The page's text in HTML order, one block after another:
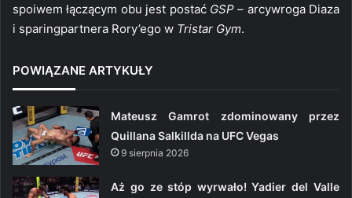
spoiwem łączącym obu jest postać GSP– arcywroga Diaza
i sparingpartnera Rory’ego w Tristar Gym.
POWIĄZANE ARTYKUŁY
Mateusz Gamrot zdominowany przez
Quillana Salkillda na UFC Vegas
9 sierpnia 2026
Aż go ze stóp wyrwało! Yadier del Valle